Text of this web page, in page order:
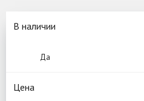
В наличии
Да
Цена